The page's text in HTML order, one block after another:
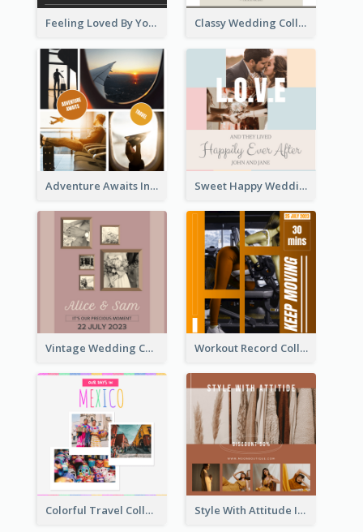
Feeling Loved By You Instagram Post Classy Wedding Collage Instagram Post
Adventure Awaits Instagram Post Sweet Happy Wedding Instagram Post
Vintage Wedding Collage Instagram Post Workout Record Collage Instagram Post
Colorful Travel Collage Instagram Post Style With Attitude Instagram Post